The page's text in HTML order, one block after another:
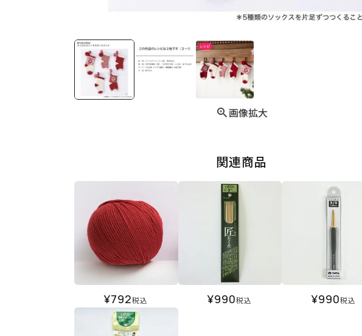
画像拡大
関連商品
¥792税込 ¥990税込 ¥990税込